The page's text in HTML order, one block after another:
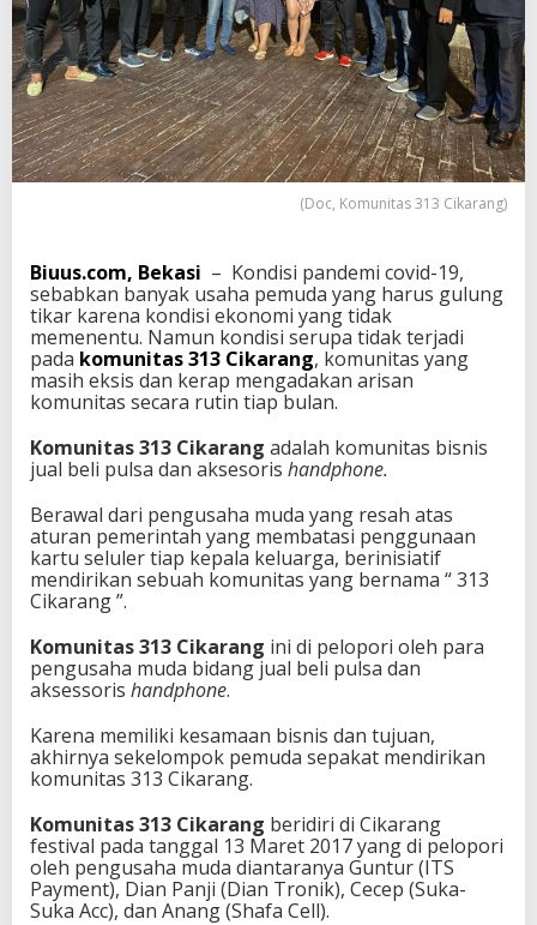
g
M
e
m
p
e
r
k
u
n
t
r
e
p
r
e
e
u
P
e
m
u
(Doc, Komunitas 313 Cikarang)
Biuus.com, Bekasi – Kondisi pandemi covid-19,
sebabkan banyak usaha pemuda yang harus gulung
tikar karena kondisi ekonomi yang tidak
memenentu. Namun kondisi serupa tidak terjadi
pada komunitas 313 Cikarang, komunitas yang
masih eksis dan kerap mengadakan arisan
komunitas secara rutin tiap bulan.
Komunitas 313 Cikarang adalah komunitas bisnis
jual beli pulsa dan aksesoris handphone.
Berawal dari pengusaha muda yang resah atas
aturan pemerintah yang membatasi penggunaan
kartu seluler tiap kepala keluarga, berinisiatif
mendirikan sebuah komunitas yang bernama “ 313
Cikarang ”.
Komunitas 313 Cikarang ini di pelopori oleh para
pengusaha muda bidang jual beli pulsa dan
aksessoris handphone.
Karena memiliki kesamaan bisnis dan tujuan,
akhirnya sekelompok pemuda sepakat mendirikan
komunitas 313 Cikarang.
Komunitas 313 Cikarang beridiri di Cikarang
festival pada tanggal 13 Maret 2017 yang di pelopori
oleh pengusaha muda diantaranya Guntur (ITS
Payment), Dian Panji (Dian Tronik), Cecep (Suka-
Suka Acc), dan Anang (Shafa Cell).